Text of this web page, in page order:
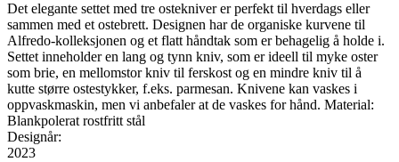
Det elegante settet med tre ostekniver er perfekt til hverdags eller
sammen med et ostebrett. Designen har de organiske kurvene til
Alfredo-kolleksjonen og et flatt håndtak som er behagelig å holde i.
Settet inneholder en lang og tynn kniv, som er ideell til myke oster
som brie, en mellomstor kniv til ferskost og en mindre kniv til å
kutte større ostestykker, f.eks. parmesan. Knivene kan vaskes i
oppvaskmaskin, men vi anbefaler at de vaskes for hånd. Material:
Blankpolerat rostfritt stål
Designår:
2023